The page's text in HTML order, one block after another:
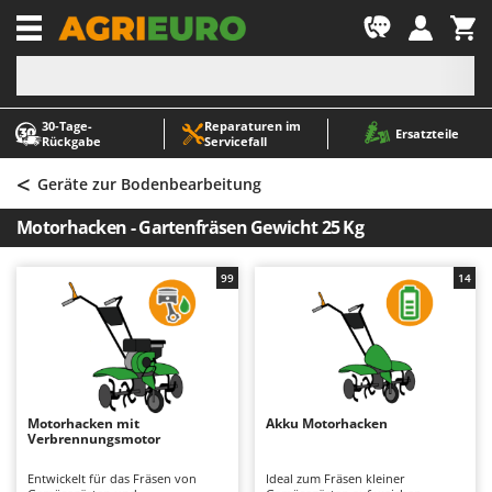
30‑Tage-
Rückgabe
Reparaturen im
Servicefall
Ersatzteile
-1
A
Abbeermaschinen - Traubenmühlen
Abfüllgeräte
Akku Gartenscheren
Akku Gras- und Strauchscheren
Akku-Stichsägen
Allzwecktransporter - Motorschubkarren
Alu-Teleskopleitern
Anbaubagger Heckbagger für Traktoren
Arbeitsschutzkleidung
Aschesauger
Astkettensägen - Hochentaster
A
ABAC
AgriEuro Premium
AgriEuro TOP-LINE
AGT
Aima
Airmec
ALA 2000
Alpina
Ama
< Geräte zur Bodenbearbeitung
Motorhacken - Gartenfräsen Gewicht 25 Kg
Motorhacken mit
Verbrennungsmotor
Entwickelt für das Fräsen von
99
Akku Motorhacken
Ideal zum Fräsen kleiner
14